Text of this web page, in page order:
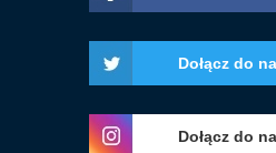
Dołącz do
Dołącz do